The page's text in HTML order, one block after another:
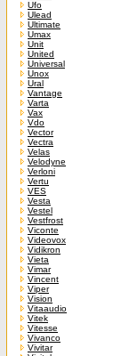
Ufo
Ulead
Ultimate
Umax
Unit
United
Universal
Unox
Ural
Vantage
Varta
Vax
Vdo
Vector
Vectra
Velas
Velodyne
Verloni
Vertu
VES
Vesta
Vestel
Vestfrost
Viconte
Videovox
Vidikron
Vieta
Vimar
Vincent
Viper
Vision
Vitaaudio
Vitek
Vitesse
Vivanco
Vivitar